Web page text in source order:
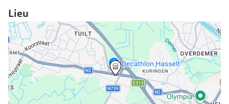
Aide et conseils en ligne
Acheter des lunettes en ligne en 4 étapes
Verres de lunettes
Essayer vos lunettes en ligne
Tout
Lieu